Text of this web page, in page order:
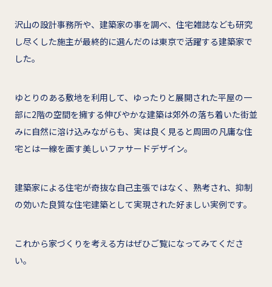
沢山の設計事務所や、建築家の事を調べ、住宅雑誌なども研究
し尽くした施主が最終的に選んだのは東京で活躍する建築家で
した。
ゆとりのある敷地を利用して、ゆったりと展開された平屋の一
部に2階の空間を擁する伸びやかな建築は郊外の落ち着いた街並
みに自然に溶け込みながらも、実は良く見ると周囲の凡庸な住
宅とは一線を画す美しいファサードデザイン。
建築家による住宅が奇抜な自己主張ではなく、熟考され、抑制
の効いた良質な住宅建築として実現された好ましい実例です。
これから家づくりを考える方はぜひご覧になってみてくださ
い。